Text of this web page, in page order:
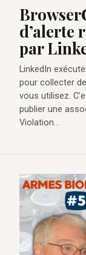
d’alerte
par
LinkedIn
pour collecter
vous utilisez.
publier une
Violation…